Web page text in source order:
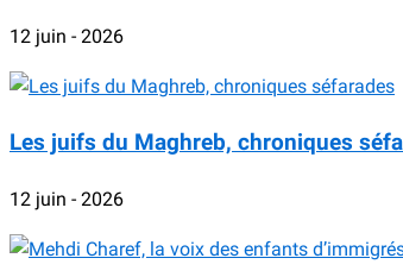
12 juin - 2026
Les juifs du Maghreb, chroniques
12 juin - 2026